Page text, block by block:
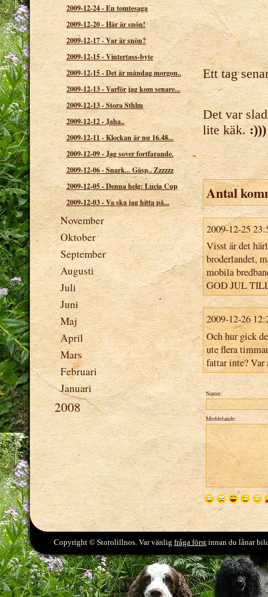
2009-12-24-En tomtesaga
2009-12-20-Här är snön!
2009-12-17-Var är snön?
2009-12-15-Vintertass-byte
2009-12-15-Det är måndag morgon..
2009-12-13-Varför jag kom senare...
2009-12-13-Stora Sthlm
2009-12-12-Jaha..
2009-12-11-Klockan är nu 16.48...
2009-12-09-Jag sover fortfarande.
2009-12-06-Snark... Gäsp.. Zzzzzz
2009-12-05-Denna helg: Lucia Cup
2009-12-03-Va ska jag hitta på...
November
Oktober
September
Augusti
Juli
Juni
Maj
April
Mars
Februari
Januari
2008
Ett tag
Det var
lite käk. :)))
Antal
2009-12-25
Visst är det
broderlandet,
mobila
GOD JUL
2009-12-26
Och hur gick
ute flera
fattar inte? Var
Namn:
Meddelande:
Copyright © Storolillnos. Var vänlig fråga först innan du lånar